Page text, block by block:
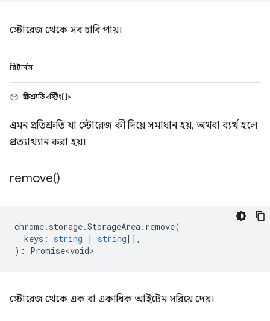
স্টোরেজ থেকে সব চাবি পায়।
রিটার্নস
প্রতিশ্রুতি<স্ট্রিং[]>
এমন প্রতিশ্রুতি যা স্টোরেজ কী দিয়ে সমাধান হয়, অথবা ব্যর্থ হলে
প্রত্যাখ্যান করা হয়।
remove()
chrome. storage.StorageArea. remove(
keys : string | string[],
) : Promise<void>
স্টোরেজ থেকে এক বা একাধিক আইটেম সরিয়ে দেয়।